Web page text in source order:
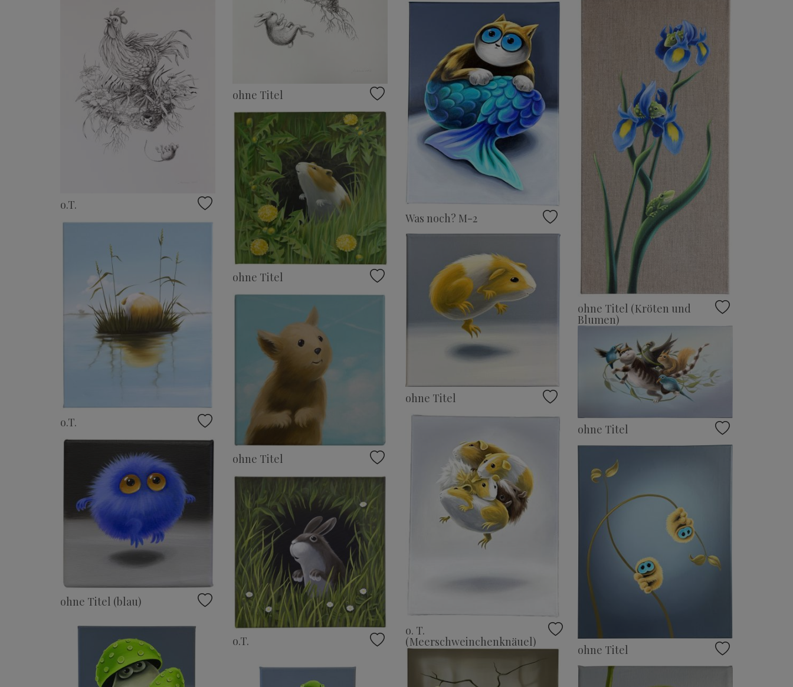
ohne Titel
o.T.
ohne Titel (Kröten und
Blumen)
Was noch? M-2
ohne Titel
o.T.
ohne Titel
ohne Titel
ohne Titel
o. T.
(Meerschweinchenknäuel)
ohne Titel (blau)
ohne Titel
o.T.